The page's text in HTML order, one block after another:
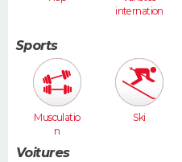
internation
Sports
Musculatio
n
Ski
Voitures